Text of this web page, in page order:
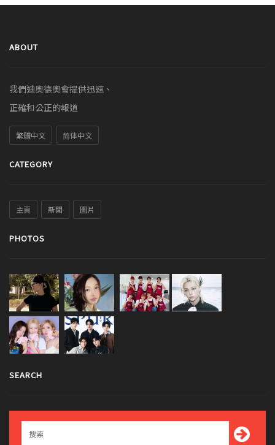
ABOUT
我們迪奧德奧會提供迅速、
正確和公正的報道
繁體中文 简体中文
CATEGORY
主頁 新聞 圖片
PHOTOS
SEARCH